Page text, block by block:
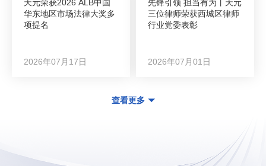
天元荣获2026 ALB中国
华东地区市场法律大奖多
项提名
2026年07月17日
先锋引领 担当有为丨天元
三位律师荣获西城区律师
行业党委表彰
2026年07月01日
查看更多